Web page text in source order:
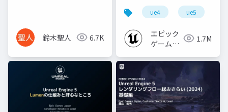
鈴木聖人 6.7K
心者向け編 - 2023 v1.0
ue4 ue5
エピック
ゲームズ
1.7M